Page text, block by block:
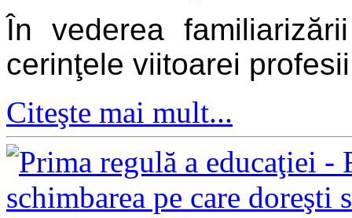
În vederea
cerinţele viitoarei
Citeşte mai mult...